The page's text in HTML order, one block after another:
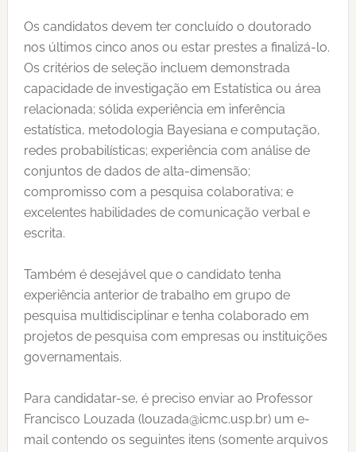
Os candidatos devem ter concluído o doutorado
nos últimos cinco anos ou estar prestes a finalizá-lo.
Os critérios de seleção incluem demonstrada
capacidade de investigação em Estatística ou área
relacionada; sólida experiência em inferência
estatística, metodologia Bayesiana e computação,
redes probabilísticas; experiência com análise de
conjuntos de dados de alta-dimensão;
compromisso com a pesquisa colaborativa; e
excelentes habilidades de comunicação verbal e
escrita.
Também é desejável que o candidato tenha
experiência anterior de trabalho em grupo de
pesquisa multidisciplinar e tenha colaborado em
projetos de pesquisa com empresas ou instituições
governamentais.
Para candidatar-se, é preciso enviar ao Professor
Francisco Louzada (louzada@icmc.usp.br) um e-
mail contendo os seguintes itens (somente arquivos